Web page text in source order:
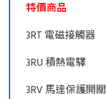
特價商品
3RT 電磁接觸器
3RU 積熱電驛
3RV 馬達保護開關